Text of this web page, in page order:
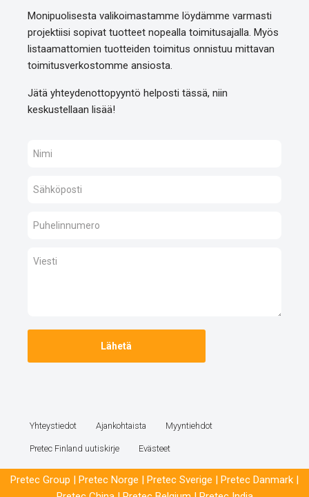
Monipuolisesta valikoimastamme löydämme varmasti
projektiisi sopivat tuotteet nopealla toimitusajalla. Myös
listaamattomien tuotteiden toimitus onnistuu mittavan
toimitusverkostomme ansiosta.
Jätä yhteydenottopyyntö helposti tässä, niin
keskustellaan lisää!
Yhteystiedot Ajankohtaista Myyntiehdot
Pretec Finland uutiskirje Evästeet
Pretec Group | Pretec Norge | Pretec Sverige | Pretec Danmark |